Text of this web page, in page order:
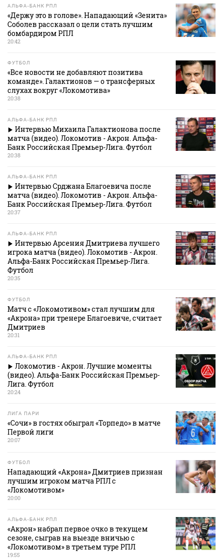
АЛЬФА-БАНК РПЛ
«Держу это в голове». Нападающий «Зенита»
Соболев рассказал о цели стать лучшим
бомбардиром РПЛ
20:42
ФУТБОЛ
«Все новости не добавляют позитива
команде». Галактионов — о трансферных
слухах вокруг «Локомотива»
20:38
АЛЬФА-БАНК РПЛ
Интервью Михаила Галактионова после
матча (видео). Локомотив - Акрон. Альфа-
Банк Российская Премьер-Лига. Футбол
20:38
АЛЬФА-БАНК РПЛ
Интервью Срджана Благоевича после
матча (видео). Локомотив - Акрон. Альфа-
Банк Российская Премьер-Лига. Футбол
20:37
АЛЬФА-БАНК РПЛ
Интервью Арсения Дмитриева лучшего
игрока матча (видео). Локомотив - Акрон.
Альфа-Банк Российская Премьер-Лига.
Футбол
20:35
ФУТБОЛ
Матч с «Локомотивом» стал лучшим для
«Акрона» при тренере Благоевиче, считает
Дмитриев
20:31
АЛЬФА-БАНК РПЛ
Локомотив - Акрон. Лучшие моменты
(видео). Альфа-Банк Российская Премьер-
Лига. Футбол
20:24
ЛИГА ПАРИ
«Сочи» в гостях обыграл «Торпедо» в матче
Первой лиги
20:07
ФУТБОЛ
Нападающий «Акрона» Дмитриев признан
лучшим игроком матча РПЛ с
«Локомотивом»
20:00
АЛЬФА-БАНК РПЛ
«Акрон» набрал первое очко в текущем
сезоне, сыграв на выезде вничью с
«Локомотивом» в третьем туре РПЛ
19:55